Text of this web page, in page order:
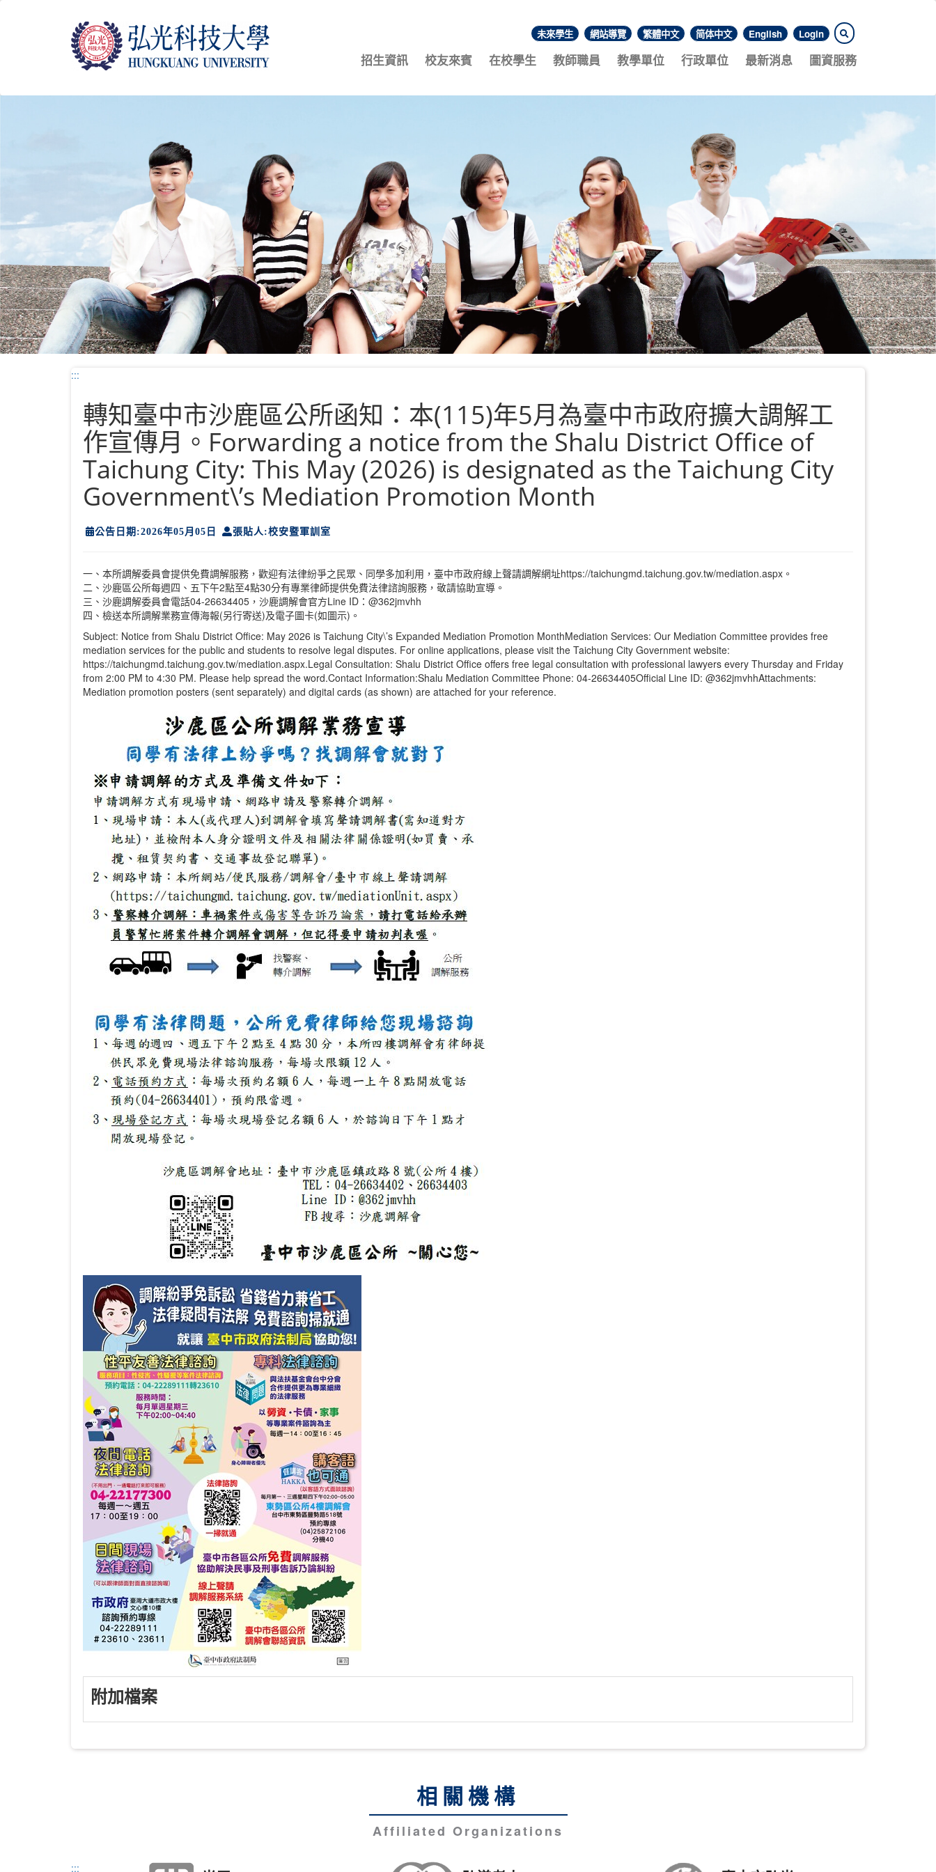
內
:::
未來學生 網站導覽 繁體中文 简体中文 English Login
招生資訊 校友來賓 在校學生 教師職員 教學單位 行政單位 最新消息 圖資服務
:::
轉知臺中市沙鹿區公所函知：本(115)年5月為臺中市政府擴大調解工
作宣傳月。Forwarding a notice from the Shalu District Office of
Taichung City: This May (2026) is designated as the Taichung City
Government\’s Mediation Promotion Month
公告日期:2026年05月05日 張貼人:校安暨軍訓室
一、本所調解委員會提供免費調解服務，歡迎有法律紛爭之民眾、同學多加利用，臺中市政府線上聲請調解網址https://taichungmd.taichung.gov.tw/mediation.aspx。
二、沙鹿區公所每週四、五下午2點至4點30分有專業律師提供免費法律諮詢服務，敬請協助宣導。
三、沙鹿調解委員會電話04-26634405，沙鹿調解會官方Line ID：@362jmvhh
四、檢送本所調解業務宣傳海報(另行寄送)及電子圖卡(如圖示)。
Subject: Notice from Shalu District Office: May 2026 is Taichung City\’s Expanded Mediation Promotion MonthMediation Services: Our Mediation Committee provides free
mediation services for the public and students to resolve legal disputes. For online applications, please visit the Taichung City Government website:
https://taichungmd.taichung.gov.tw/mediation.aspx.Legal Consultation: Shalu District Office offers free legal consultation with professional lawyers every Thursday and Friday
from 2:00 PM to 4:30 PM. Please help spread the word.Contact Information:Shalu Mediation Committee Phone: 04-26634405Official Line ID: @362jmvhhAttachments:
Mediation promotion posters (sent separately) and digital cards (as shown) are attached for your reference.
附加檔案
相關機構
Affiliated Organizations
:::